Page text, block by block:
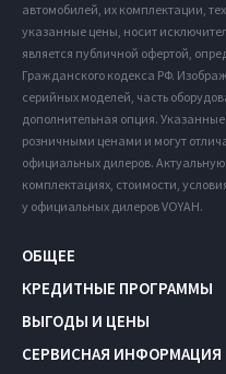
автомобилей, их комплектации,
указанные цены, носит
является публичной офертой,
Гражданского кодекса РФ.
серийных моделей, часть
дополнительная опция.
розничными ценами и могут
официальных дилеров.
комплектациях, стоимости,
у официальных дилеров VOYAH.
ОБЩЕЕ
КРЕДИТНЫЕ ПРОГРАММЫ
ВЫГОДЫ И ЦЕНЫ
СЕРВИСНАЯ ИНФОРМАЦИЯ